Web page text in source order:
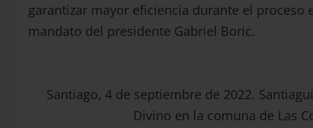
garantizar mayor eficiencia durante el
mandato del presidente Gabriel Boric.
Santiago, 4 de septiembre de 2022.
Divino en la comuna de Las